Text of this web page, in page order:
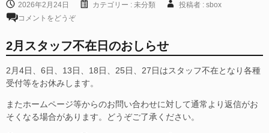
2026年2月24日 カテゴリー : 未分類
投稿者 : sbox
コメントをどうぞ
2月スタッフ不在日のおしらせ
2月4日、6日、13日、18日、25日、27日はスタッフ不在となり各種
受付等をお休みします。
またホームページ等からのお問い合わせに対して通常より返信がお
そくなる場合があります。どうぞご了承ください。